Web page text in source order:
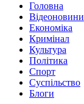
Головна
Відеоновини
Економіка
Кримінал
Культура
Політика
Спорт
Суспільство
Блоги